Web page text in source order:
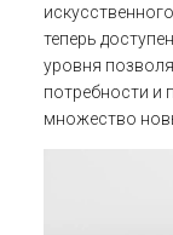
теперь
уровня
потребности и
множество